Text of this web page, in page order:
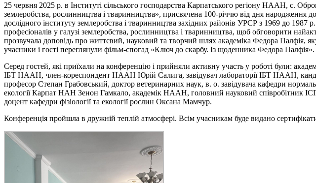
25 червня 2025 р. в Інституті сільського господарства Карпатського регіону НААН, с.
землеробства, рослинництва і тваринництва», присвячена 100-річчю від дня народження
дослідного інституту землеробства і тваринництва західних районів УРСР з 1969 до
професіоналів у галузі землеробства, рослинництва і тваринництва, щоб обговорити
прозвучала доповідь про життєвий, науковий та творчий шлях академіка Федора Палфія,
учасники і гості переглянули фільм-спогад «Ключ до скарбу. Із щоденника Федора Палфія».
Серед гостей, які приїхали на конференцію і прийняли активну участь у роботі були:
ІБТ НААН, член-кореспондент НААН Юрій Салига, завідувач лабораторії ІБТ НААН,
професор Степан Грабовський, доктор ветеринарних наук, в. о. завідувача кафедри
екології Карпат НАН Зенон Гамкало, академік НААН, головний науковий співробітник
доцент кафедри фізіології та екології рослин Оксана Мамчур.
Конференція пройшла в дружній теплій атмосфері. Всім учасникам буде видано